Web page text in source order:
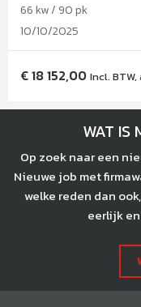
66 kw / 90 pk
10/10/2025
€18 152,00 Incl.
WAT IS
Op zoek naar een
Nieuwe job met
welke reden dan
eerlijk